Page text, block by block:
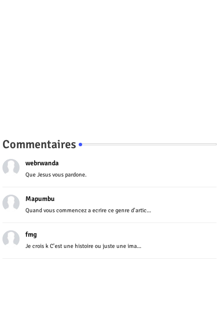
Commentaires
webrwanda
Que Jesus vous pardone.
Mapumbu
Quand vous commencez a ecrire ce genre d'artic...
fmg
Je crois k C'est une histoire ou juste une ima...